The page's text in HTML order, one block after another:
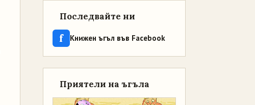
Последвайте ни
f Книжен ъгъл във Facebook
Приятели на ъгъла